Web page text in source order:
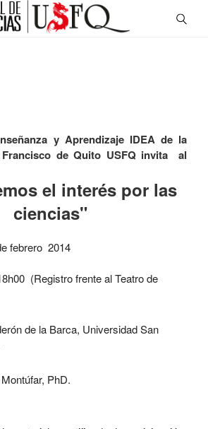
y Aprendizaje IDEA de la
Francisco de Quito USFQ invita al
el interés por las
ciencias"
febrero 2014
(Registro frente al Teatro de
de la Barca, Universidad San
PhD.